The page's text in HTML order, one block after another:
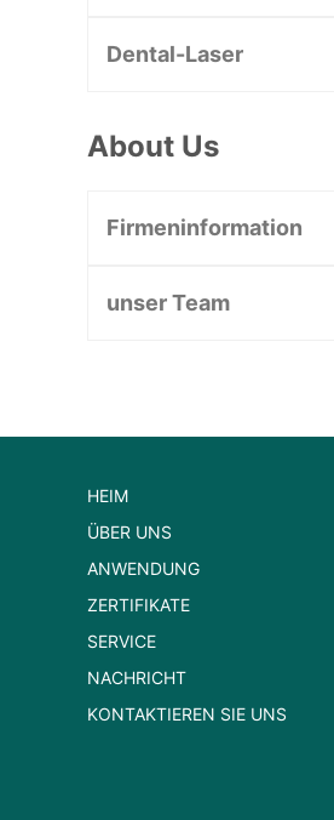
Dental-Laser
About Us
Firmeninformation
unser Team
HEIM
ÜBER UNS
ANWENDUNG
ZERTIFIKATE
SERVICE
NACHRICHT
KONTAKTIEREN SIE UNS